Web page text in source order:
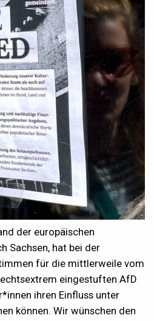
der europäischen
Sachsen, hat bei der
für die mittlerweile vom
eingestuften AfD
ihren Einfluss unter
können. Wir wünschen den